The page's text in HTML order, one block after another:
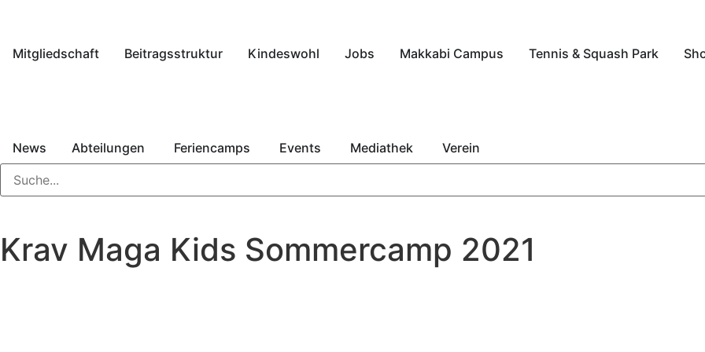
Mitgliedschaft Beitragsstruktur Kindeswohl Jobs Makkabi Campus Tennis & Squash Park
News Abteilungen Feriencamps Events Mediathek Verein
Krav Maga Kids Sommercamp 2021